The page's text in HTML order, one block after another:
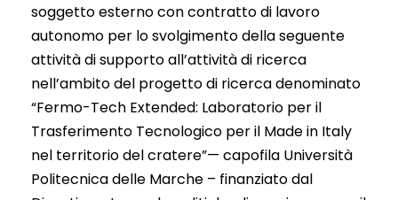
soggetto esterno con contratto di lavoro
autonomo per lo svolgimento della seguente
attività di supporto all’attività di ricerca
nell’ambito del progetto di ricerca denominato
“Fermo-Tech Extended: Laboratorio per il
Trasferimento Tecnologico per il Made in Italy
nel territorio del cratere”— capofila Università
Politecnica delle Marche – finanziato dal